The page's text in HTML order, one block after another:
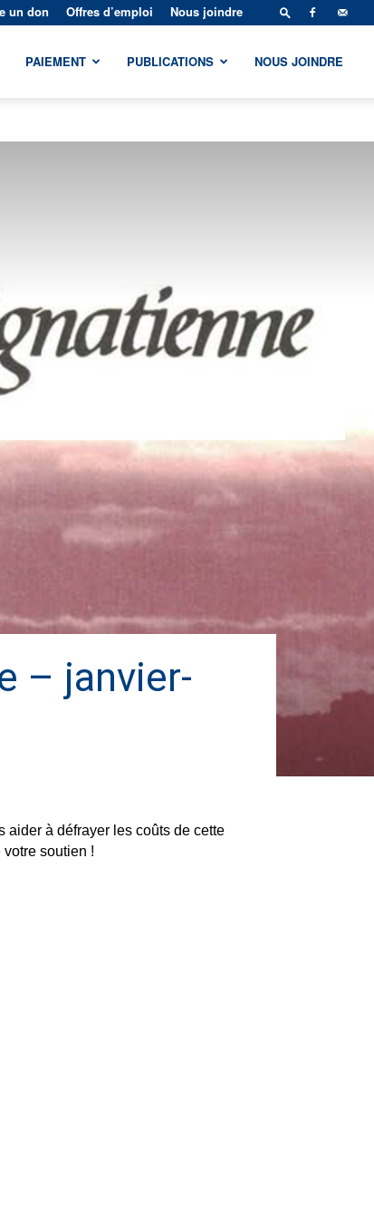
un don Offres d’emploi Nous joindre
PAIEMENT PUBLICATIONS NOUS JOINDRE
– janvier-
aider à défrayer les coûts de cette
soutien !